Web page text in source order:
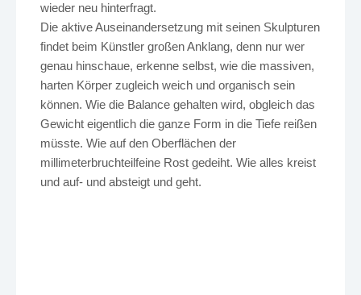
wieder neu hinterfragt.
Die aktive Auseinandersetzung mit seinen Skulpturen
findet beim Künstler großen Anklang, denn nur wer
genau hinschaue, erkenne selbst, wie die massiven,
harten Körper zugleich weich und organisch sein
können. Wie die Balance gehalten wird, obgleich das
Gewicht eigentlich die ganze Form in die Tiefe reißen
müsste. Wie auf den Oberflächen der
millimeterbruchteilfeine Rost gedeiht. Wie alles kreist
und auf- und absteigt und geht.